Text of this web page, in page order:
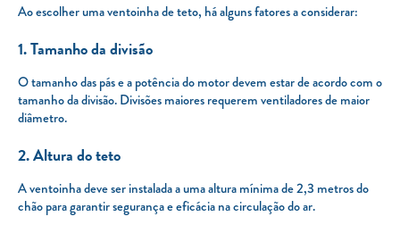
Ao escolher uma ventoinha de teto, há alguns fatores a considerar:
1. Tamanho da divisão
O tamanho das pás e a potência do motor devem estar de acordo com o
tamanho da divisão. Divisões maiores requerem ventiladores de maior
diâmetro.
2. Altura do teto
A ventoinha deve ser instalada a uma altura mínima de 2,3 metros do
chão para garantir segurança e eficácia na circulação do ar.